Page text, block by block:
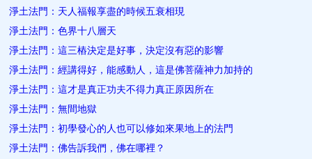
淨土法門：天人福報享盡的時候五衰相現
淨土法門：色界十八層天
淨土法門：這三樁決定是好事，決定沒有惡的影響
淨土法門：經講得好，能感動人，這是佛菩薩神力加持的
淨土法門：這才是真正功夫不得力真正原因所在
淨土法門：無間地獄
淨土法門：初學發心的人也可以修如來果地上的法門
淨土法門：佛告訴我們，佛在哪裡？